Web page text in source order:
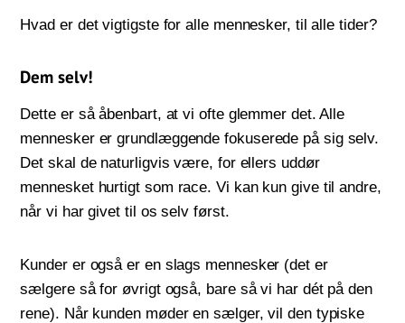
Hvad er det vigtigste for alle mennesker, til alle tider?
Dem selv!
Dette er så åbenbart, at vi ofte glemmer det. Alle
mennesker er grundlæggende fokuserede på sig selv.
Det skal de naturligvis være, for ellers uddør
mennesket hurtigt som race. Vi kan kun give til andre,
når vi har givet til os selv først.
Kunder er også er en slags mennesker (det er
sælgere så for øvrigt også, bare så vi har dét på den
rene). Når kunden møder en sælger, vil den typiske